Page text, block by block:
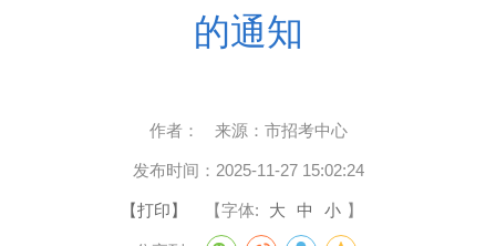
的通知
作者： 来源： 市招考中心
发布时间： 2025-11-27 15:02:24
【打印】 【字体: 大 中 小 】